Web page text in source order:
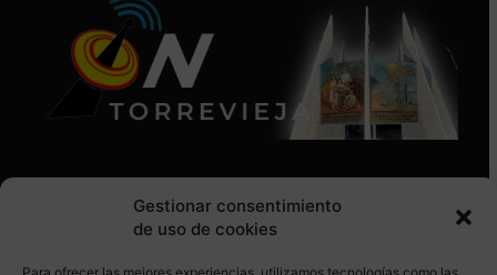
Gestionar consentimiento
de uso de cookies